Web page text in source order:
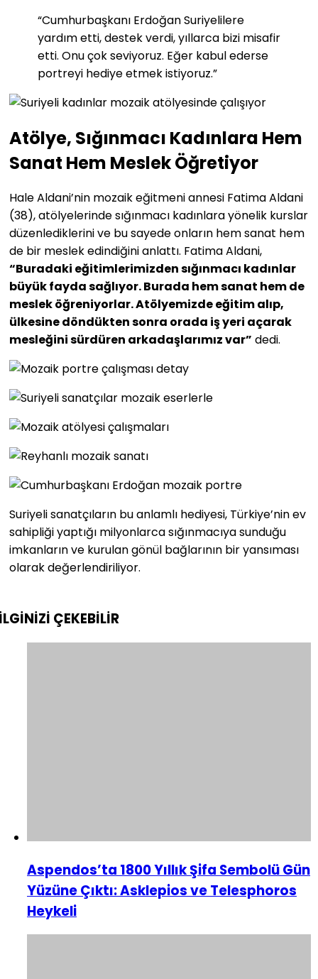
“Cumhurbaşkanı Erdoğan Suriyelilere
yardım etti, destek verdi, yıllarca bizi misafir
etti. Onu çok seviyoruz. Eğer kabul ederse
portreyi hediye etmek istiyoruz.”
Atölye, Sığınmacı Kadınlara Hem
Sanat Hem Meslek Öğretiyor
Hale Aldani’nin mozaik eğitmeni annesi Fatima Aldani
(38), atölyelerinde sığınmacı kadınlara yönelik kurslar
düzenlediklerini ve bu sayede onların hem sanat hem
de bir meslek edindiğini anlattı. Fatima Aldani,
“Buradaki eğitimlerimizden sığınmacı kadınlar
büyük fayda sağlıyor. Burada hem sanat hem de
meslek öğreniyorlar. Atölyemizde eğitim alıp,
ülkesine döndükten sonra orada iş yeri açarak
mesleğini sürdüren arkadaşlarımız var” dedi.
Suriyeli sanatçıların bu anlamlı hediyesi, Türkiye’nin ev
sahipliği yaptığı milyonlarca sığınmacıya sunduğu
imkanların ve kurulan gönül bağlarının bir yansıması
olarak değerlendiriliyor.
ÇEKEBİLİR
Aspendos’ta 1800 Yıllık Şifa Sembolü Gün
Yüzüne Çıktı: Asklepios ve Telesphoros
Heykeli